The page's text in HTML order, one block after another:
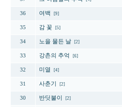
36 여백 [9]
35 감 꽃 [5]
34 노을 물든 날 [2]
33 강촌의 추억 [6]
32 미열 [4]
31 사춘기 [2]
30 반딧불이 [2]